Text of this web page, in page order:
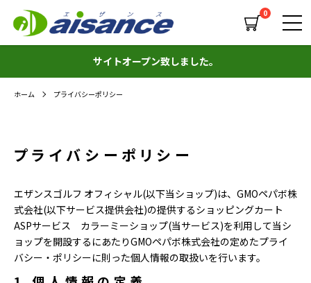
0
サイトオープン致しました。
ホーム プライバシーポリシー
プライバシーポリシー
エザンスゴルフ オフィシャル(以下当ショップ)は、 GMOペパボ株
式会社(以下サービス提供会社)の提供するショッピングカート
ASPサービス カラーミーショップ(当サービス)を利用して当シ
ョップを開設するにあたりGMOペパボ株式会社の定めたプライ
バシー・ポリシーに則った個人情報の取扱いを行います。